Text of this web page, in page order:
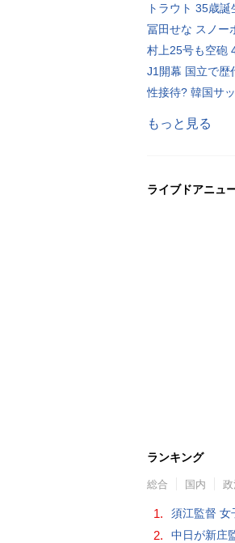
トラウト 35歳
冨田せな スノー
村上25号も空砲
J1開幕 国立で歴
性接待? 韓国サ
もっと見る
ライブドアニュ
ランキング
総合 国内
1. 須江監督 女
2. 中日が新庄